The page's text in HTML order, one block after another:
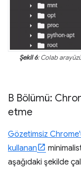
Şekil 6: Colab
B Bölümü:
etme
Gözetimsiz
kullanan
aşağıdaki şekilde